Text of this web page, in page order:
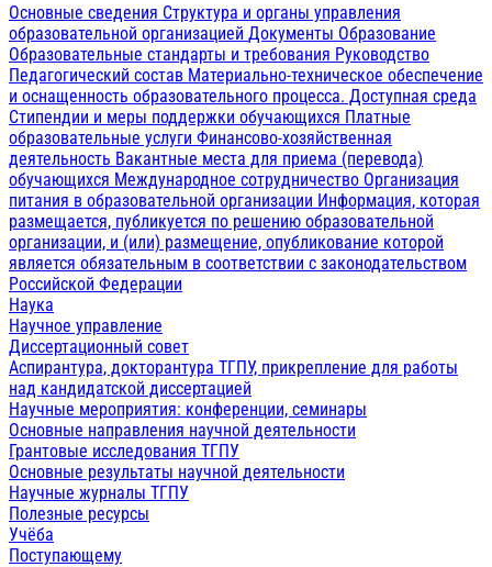
Основные сведения Структура и органы управления
образовательной организацией Документы Образование
Образовательные стандарты и требования Руководство
Педагогический состав Материально-техническое обеспечение
и оснащенность образовательного процесса. Доступная среда
Стипендии и меры поддержки обучающихся Платные
образовательные услуги Финансово-хозяйственная
деятельность Вакантные места для приема (перевода)
обучающихся Международное сотрудничество Организация
питания в образовательной организации Информация, которая
размещается, публикуется по решению образовательной
организации, и (или) размещение, опубликование которой
является обязательным в соответствии с законодательством
Российской Федерации
Наука
Научное управление
Диссертационный совет
Аспирантура, докторантура ТГПУ, прикрепление для работы
над кандидатской диссертацией
Научные мероприятия: конференции, семинары
Основные направления научной деятельности
Грантовые исследования ТГПУ
Основные результаты научной деятельности
Научные журналы ТГПУ
Полезные ресурсы
Учёба
Поступающему